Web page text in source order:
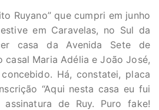
Ruyano” que cumpri em junho
em Caravelas, no Sul da
casa da Avenida Sete de
casal Maria Adélia e João José,
Há, constatei, placa
“Aqui nesta casa eu fui
assinatura de Ruy. Puro fake!